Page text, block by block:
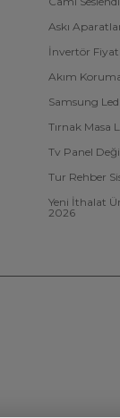
Askı
İnvertör
Akım
Samsung
Tırnak Masa
Tv Panel
Tur Rehber
Yeni İthalat
2026